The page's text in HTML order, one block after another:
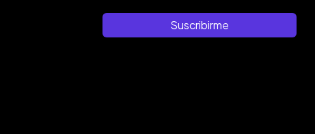
Suscribirme